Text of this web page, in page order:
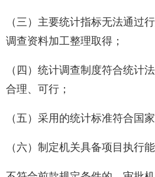
（三）主要统计指标无法通过
调查资料加工整理取得；
（四）统计调查制度符合统计
合理、可行；
（五）采用的统计标准符合国
（六）制定机关具备项目执行能